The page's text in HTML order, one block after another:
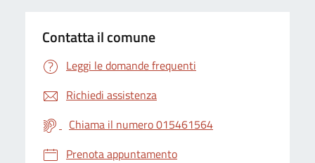
Contatta il comune
Leggi le domande frequenti
Richiedi assistenza
Chiama il numero 015461564
Prenota appuntamento